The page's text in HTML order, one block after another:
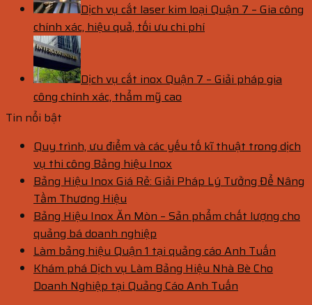
Dịch vụ cắt laser kim loại Quận 7 – Gia công
chính xác, hiệu quả, tối ưu chi phí
Dịch vụ cắt inox Quận 7 – Giải pháp gia
công chính xác, thẩm mỹ cao
Tin nổi bật
Quy trình, ưu điểm và các yếu tố kĩ thuật trong dịch
vụ thi công Bảng hiệu Inox
Bảng Hiệu Inox Giá Rẻ: Giải Pháp Lý Tưởng Để Nâng
Tầm Thương Hiệu
Bảng Hiệu Inox Ăn Mòn – Sản phẩm chất lượng cho
quảng bá doanh nghiệp
Làm bảng hiệu Quận 1 tại quảng cáo Anh Tuấn
Khám phá Dịch vụ Làm Bảng Hiệu Nhà Bè Cho
Doanh Nghiệp tại Quảng Cáo Anh Tuấn